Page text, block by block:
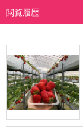
閲覧履歴